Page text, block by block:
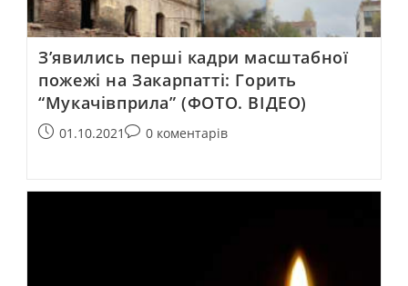
З’явились перші кадри масштабної
пожежі на Закарпатті: Горить
“Мукачівприла” (ФОТО. ВІДЕО)
01.10.2021 0 коментарів